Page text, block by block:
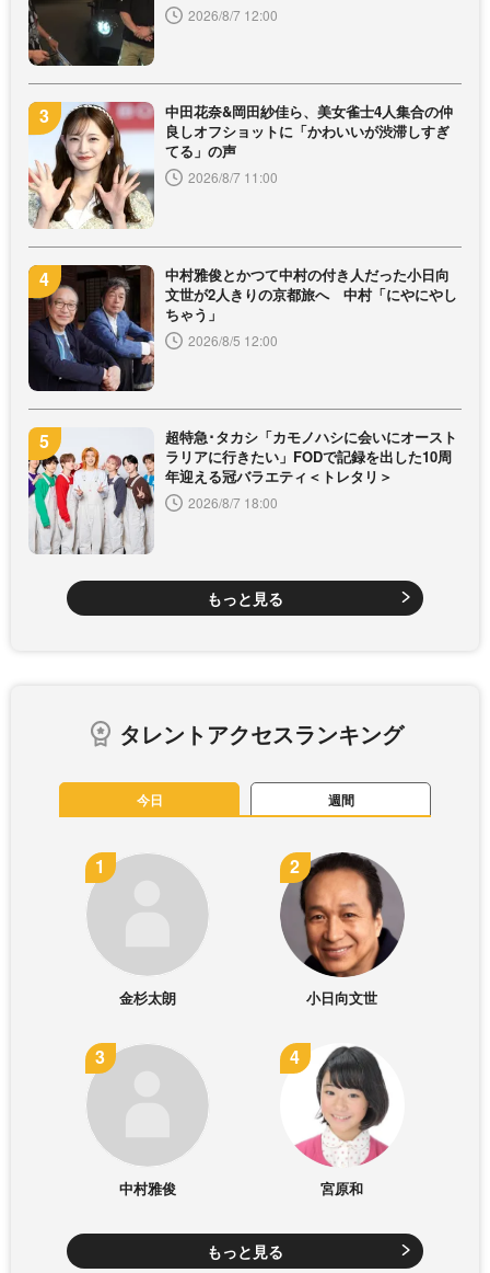
2026/8/7 12:00
中田花奈&岡田紗佳ら、美女雀士4人集合の仲
良しオフショットに「かわいいが渋滞しすぎ
てる」の声
2026/8/7 11:00
中村雅俊とかつて中村の付き人だった小日向
文世が2人きりの京都旅へ 中村「にやにやし
ちゃう」
2026/8/5 12:00
超特急･タカシ「カモノハシに会いにオースト
ラリアに行きたい」FODで記録を出した10周
年迎える冠バラエティ＜トレタリ＞
2026/8/7 18:00
もっと見る
タレントアクセスランキング
今日 週間
金杉太朗 小日向文世
中村雅俊 宮原和
もっと見る